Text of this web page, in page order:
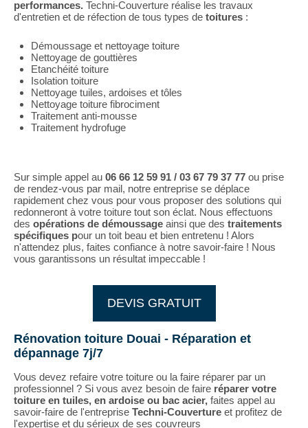
performances. Techni-Couverture réalise les travaux
d'entretien et de réfection de tous types de toitures :
Démoussage et nettoyage toiture
Nettoyage de gouttières
Etanchéité toiture
Isolation toiture
Nettoyage tuiles, ardoises et tôles
Nettoyage toiture fibrociment
Traitement anti-mousse
Traitement hydrofuge
Sur simple appel au 06 66 12 59 91 / 03 67 79 37 77 ou prise
de rendez-vous par mail, notre entreprise se déplace
rapidement chez vous pour vous proposer des solutions qui
redonneront à votre toiture tout son éclat. Nous effectuons
des opérations de démoussage ainsi que des traitements
spécifiques pour un toit beau et bien entretenu ! Alors
n'attendez plus, faites confiance à notre savoir-faire ! Nous
vous garantissons un résultat impeccable !
DEVIS GRATUIT
Rénovation toiture Douai - Réparation et
dépannage 7j/7
Vous devez refaire votre toiture ou la faire réparer par un
professionnel ? Si vous avez besoin de faire réparer votre
toiture en tuiles, en ardoise ou bac acier, faites appel au
savoir-faire de l'entreprise Techni-Couverture et profitez de
l'expertise et du sérieux de ses couvreurs